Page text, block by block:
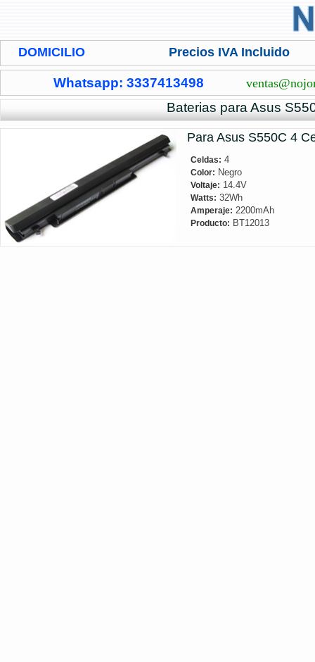
DOMICILIO Precios IVA Incluido
Whatsapp: 3337413498
Baterias para Asus
Para Asus S550C 4
Celdas: 4
Color: Negro
Voltaje: 14.4V
Watts: 32Wh
Amperaje: 2200mAh
Producto: BT12013